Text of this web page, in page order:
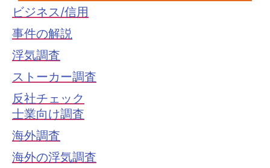
ビジネス/信用
事件の解説
浮気調査
ストーカー調査
反社チェック
士業向け調査
海外調査
海外の浮気調査